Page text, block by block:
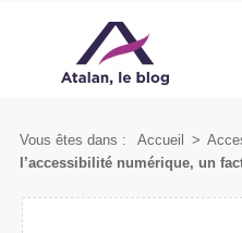
Vous êtes dans : Accueil >
l’accessibilité numérique, un